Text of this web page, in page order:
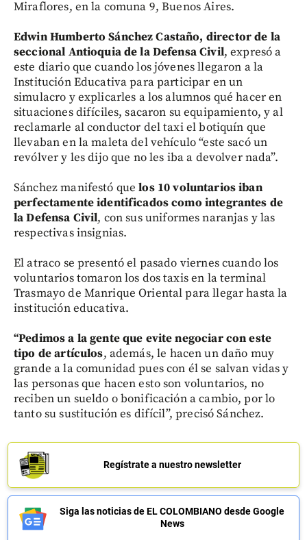
Miraflores, en la comuna 9, Buenos Aires.
Edwin Humberto Sánchez Castaño, director de la
seccional Antioquia de la Defensa Civil, expresó a
este diario que cuando los jóvenes llegaron a la
Institución Educativa para participar en un
simulacro y explicarles a los alumnos qué hacer en
situaciones difíciles, sacaron su equipamiento, y al
reclamarle al conductor del taxi el botiquín que
llevaban en la maleta del vehículo “este sacó un
revólver y les dijo que no les iba a devolver nada”.
Sánchez manifestó que los 10 voluntarios iban
perfectamente identificados como integrantes de
la Defensa Civil, con sus uniformes naranjas y las
respectivas insignias.
El atraco se presentó el pasado viernes cuando los
voluntarios tomaron los dos taxis en la terminal
Trasmayo de Manrique Oriental para llegar hasta la
institución educativa.
“Pedimos a la gente que evite negociar con este
tipo de artículos, además, le hacen un daño muy
grande a la comunidad pues con él se salvan vidas y
las personas que hacen esto son voluntarios, no
reciben un sueldo o bonificación a cambio, por lo
tanto su sustitución es difícil”, precisó Sánchez.
Regístrate a nuestro newsletter
Siga las noticias de EL COLOMBIANO desde Google
News